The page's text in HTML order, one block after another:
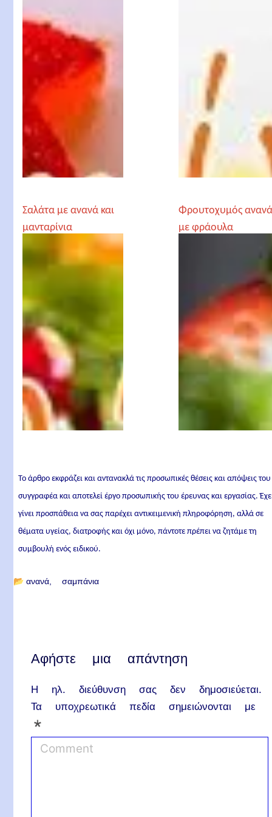
Σαλάτα με ανανά και
μανταρίνια
Φρουτοχυμός
με φράουλα
Το άρθρο εκφράζει και αντανακλά τις προσωπικές θέσεις και απόψεις του
συγγραφέα και αποτελεί έργο προσωπικής του έρευνας και εργασίας.
γίνει προσπάθεια να σας παρέχει αντικειμενική πληροφόρηση, αλλά σε
θέματα υγείας, διατροφής και όχι μόνο, πάντοτε πρέπει να ζητάμε τη
συμβουλή ενός ειδικού.
📂 ανανά σαμπάνια
Αφήστε μια απάντηση
Η ηλ. διεύθυνση σας δεν δημοσιεύεται.
Τα υποχρεωτικά πεδία σημειώνονται με
*